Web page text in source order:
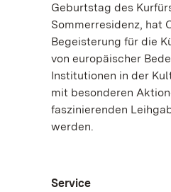
Geburtstag des
Sommerresidenz, hat
Begeisterung für die
von europäischer
Institutionen in der
mit besonderen
faszinierenden
werden.
Service